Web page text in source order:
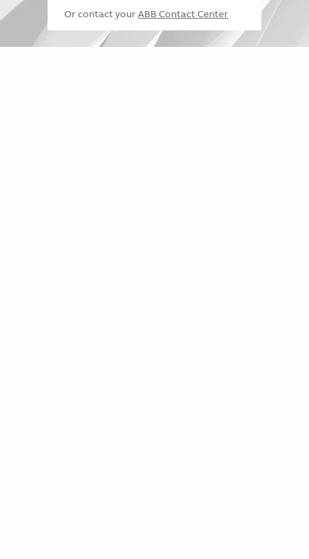
Or contact your ABB Contact Center